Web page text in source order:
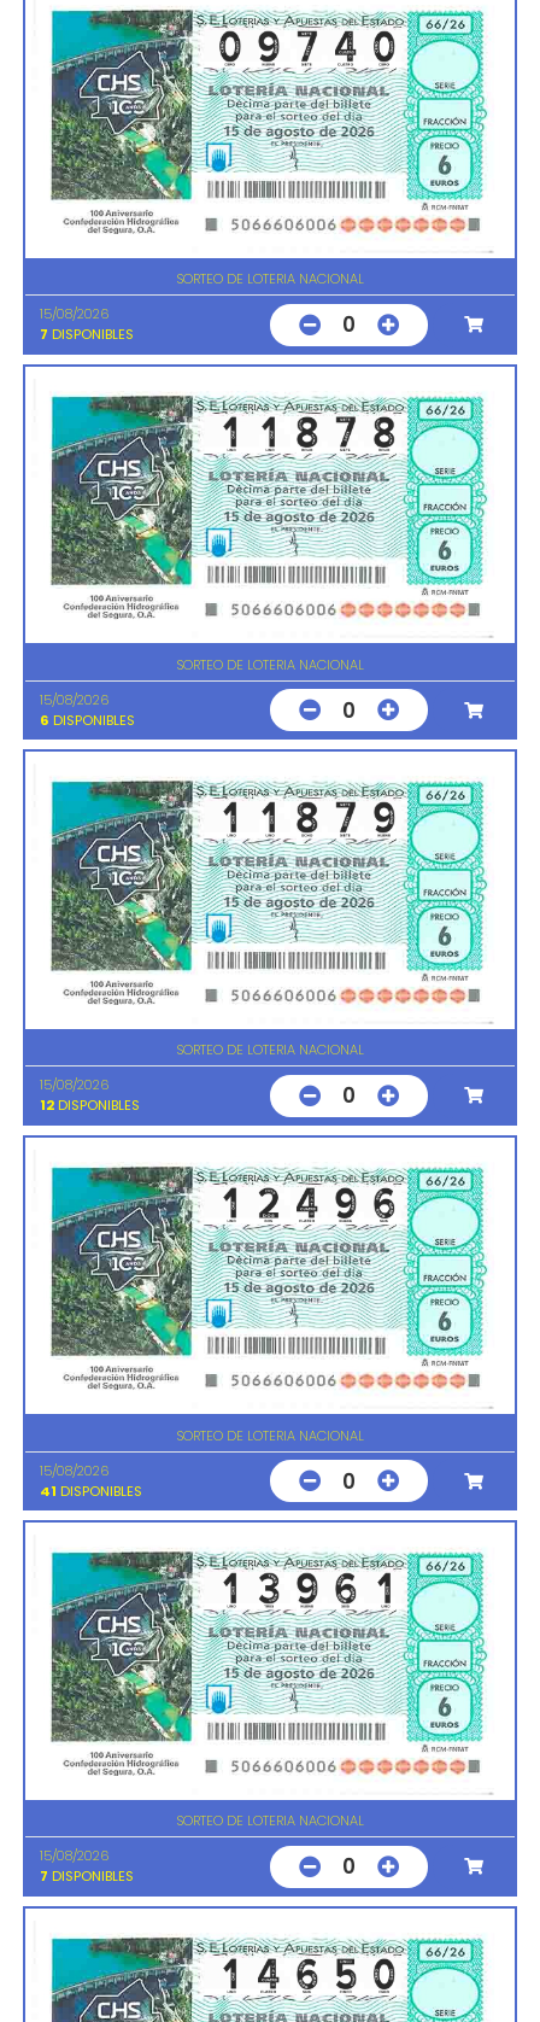
SORTEO DE LOTERIA NACIONAL
15/08/2026
7 DISPONIBLES 0
SORTEO DE LOTERIA NACIONAL
15/08/2026
6 DISPONIBLES 0
SORTEO DE LOTERIA NACIONAL
15/08/2026
12 DISPONIBLES 0
SORTEO DE LOTERIA NACIONAL
15/08/2026
41 DISPONIBLES 0
SORTEO DE LOTERIA NACIONAL
15/08/2026
7 DISPONIBLES 0